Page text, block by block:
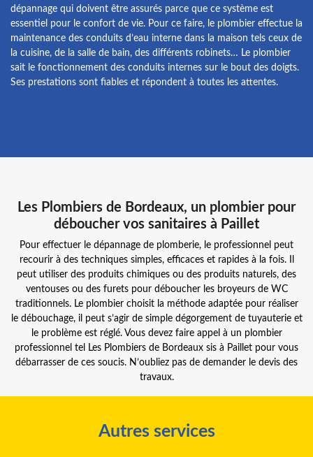
dépannage qui doivent être assurés parce que ce système est
essentiel pour le confort de vie. Pour ce faire, le plombier effectue la
maintenance des conduits d’eau interne dans la maison tels ceux de
la cuisine, de la salle de bain, des différents robinets… Le plombier
sait le fonctionnement des conduits internes sur le bout des doigts.
Ses prestations sont fiables et répondent à toutes les attentes.
Les Plombiers de Bordeaux, un plombier pour
déboucher vos sanitaires à Paillet
Pour effectuer le dépannage de plomberie, le professionnel peut
recourir à des techniques simples, efficaces et rapides à la fois. Il
peut utiliser des produits chimiques ou des produits naturels, des
ventouses ou des furets pour déboucher les broyeurs de WC
traditionnels. Le plombier choisit la méthode adaptée pour réaliser
le débouchage, il peut s’agir de simple dégorgement de tuyauterie et
le problème est réglé. Vous devez faire appel à un plombier
professionnel tel Les Plombiers de Bordeaux sis à Paillet pour vous
débarrasser de ces soucis. N’oubliez pas de demander le devis des
travaux.
Autres services